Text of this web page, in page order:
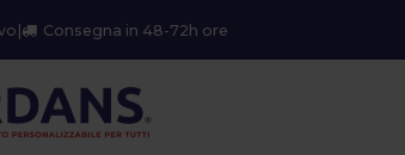
| Consegna in 48-72h ore